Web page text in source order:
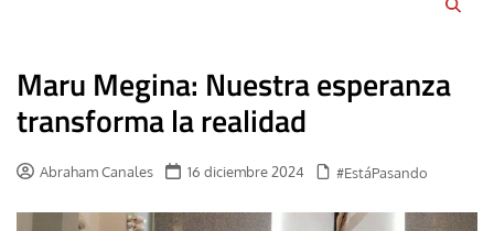
Maru Megina: Nuestra esperanza
transforma la realidad
Abraham Canales 16 diciembre 2024 #EstáPasando